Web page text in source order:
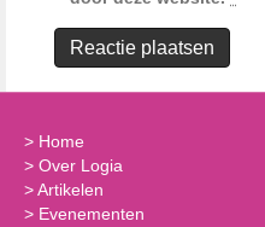
> Home
> Over Logia
>Artikelen
> Evenementen